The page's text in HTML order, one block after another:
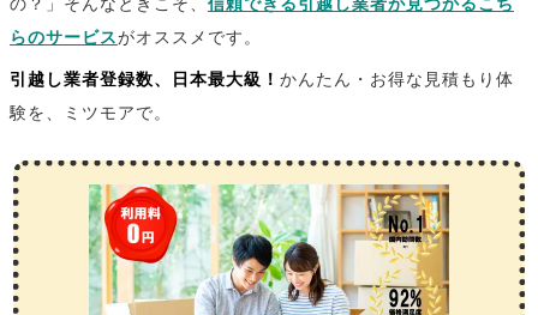
らのサービスがオススメです。
引越し業者登録数、日本最大級！ かんたん・お得な見積もり体
験を、ミツモアで。